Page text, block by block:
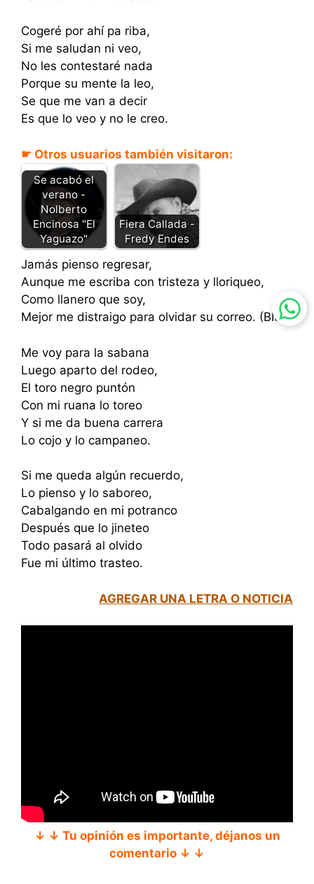
Cogeré por ahí pa riba,
Si me saludan ni veo,
No les contestaré nada
Porque su mente la leo,
Se que me van a decir
Es que lo veo y no le creo.
☛ Otros usuarios también visitaron:
Se acabó el
verano -
Nolberto
Encinosa "El
Yaguazo"
Fiera Callada -
Fredy Endes
Jamás pienso regresar,
Aunque me escriba con tristeza y lloriqueo,
Como llanero que soy,
Mejor me distraigo para olvidar su correo. (BIS)
Me voy para la sabana
Luego aparto del rodeo,
El toro negro puntón
Con mi ruana lo toreo
Y si me da buena carrera
Lo cojo y lo campaneo.
Si me queda algún recuerdo,
Lo pienso y lo saboreo,
Cabalgando en mi potranco
Después que lo jineteo
Todo pasará al olvido
Fue mi último trasteo.
AGREGAR UNA LETRA O NOTICIA
↓ ↓ Tu opinión es importante, déjanos un
comentario ↓ ↓